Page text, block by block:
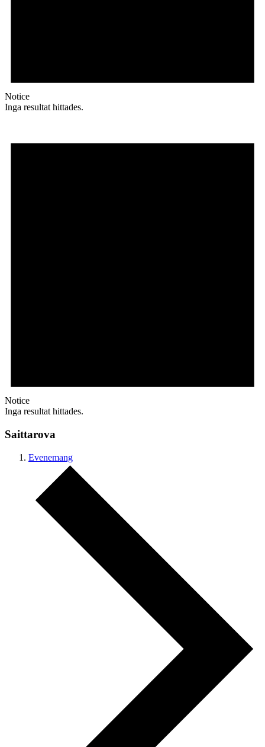
Notice
Inga resultat hittades.
Notice
Inga resultat hittades.
Saittarova
Evenemang